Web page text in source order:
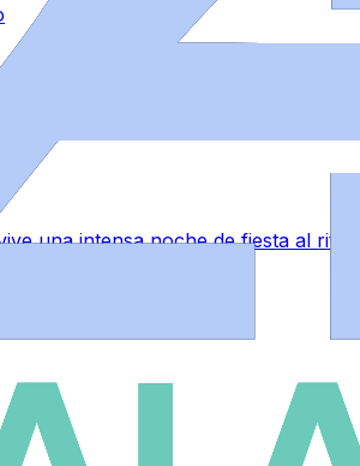
una intensa noche de fiesta al